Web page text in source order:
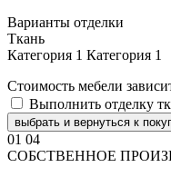
Варианты отделки
Ткань
Категория 1 Категория 1
Стоимость мебели
Выполнить отделку
выбрать и вернуться к
01 04
СОБСТВЕННОЕ